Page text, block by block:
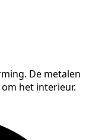
De metalen
het interieur.